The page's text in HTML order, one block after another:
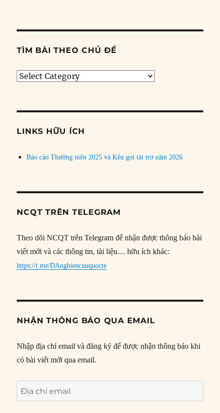
TÌM BÀI THEO CHỦ ĐỀ
Tìm
đề
LINKS HỮU ÍCH
Báo cáo Thường niên 2025 và Kêu gọi tài trợ năm 2026
NCQT TRÊN TELEGRAM
Theo dõi NCQT trên Telegram để nhận được thông báo bài
viết mới và các thông tin, tài liệu… hữu ích khác:
https://t.me/DAnghiencuuquocte
NHẬN THÔNG BÁO QUA EMAIL
Nhập địa chỉ email và đăng ký để được nhận thông báo khi
có bài viết mới qua email.
Địa
chỉ